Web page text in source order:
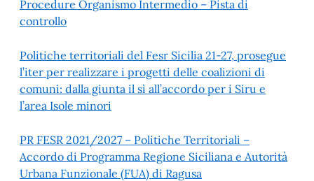
Procedure Organismo Intermedio – Pista di
controllo
Politiche territoriali del Fesr Sicilia 21-27, prosegue
l’iter per realizzare i progetti delle coalizioni di
comuni: dalla giunta il sì all’accordo per i Siru e
l’area Isole minori
PR FESR 2021/2027 – Politiche Territoriali –
Accordo di Programma Regione Siciliana e Autorità
Urbana Funzionale (FUA) di Ragusa